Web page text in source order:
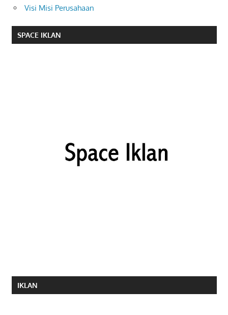
Visi Misi Perusahaan
SPACE IKLAN
IKLAN